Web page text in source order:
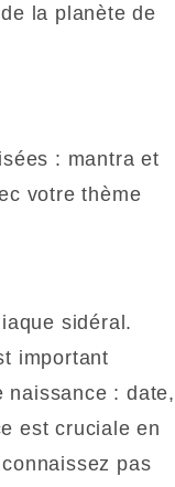
la planète de
: mantra et
votre thème
sidéral.
important
naissance : date,
est cruciale en
pas